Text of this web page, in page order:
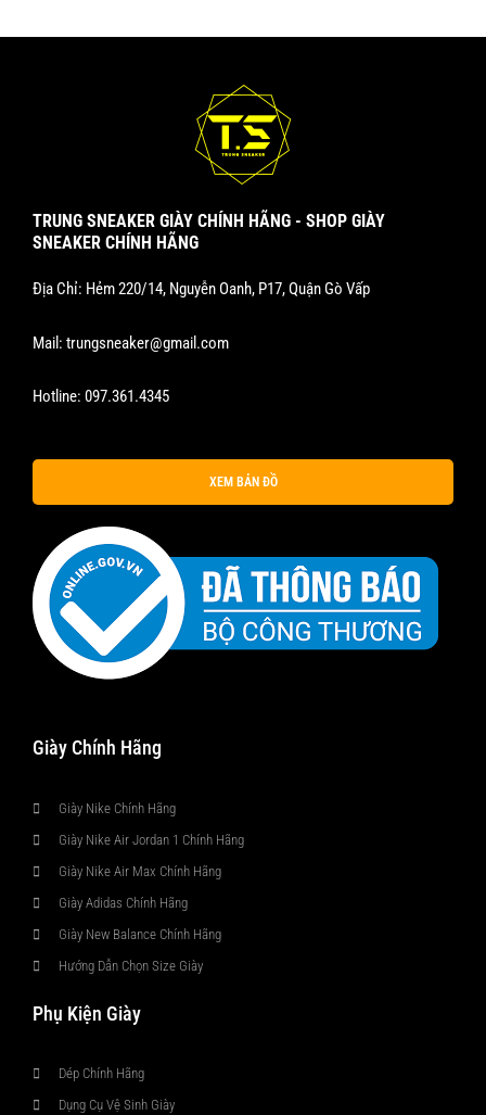
TRUNG SNEAKER GIÀY CHÍNH HÃNG - SHOP GIÀY
SNEAKER CHÍNH HÃNG
Địa Chỉ: Hẻm 220/14, Nguyễn Oanh, P17, Quận Gò Vấp
Mail: trungsneaker@gmail.com
Hotline: 097.361.4345
XEM BẢN ĐỒ
Giày Chính Hãng
Giày Nike Chính Hãng
Giày Nike Air Jordan 1 Chính Hãng
Giày Nike Air Max Chính Hãng
Giày Adidas Chính Hãng
Giày New Balance Chính Hãng
Hướng Dẫn Chọn Size Giày
Phụ Kiện Giày
Dép Chính Hãng
Dụng Cụ Vệ Sinh Giày